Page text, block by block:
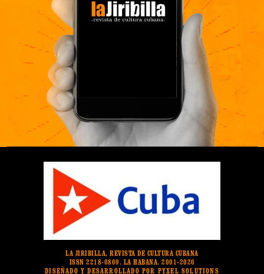
LA JIRIBILLA, REVISTA DE CULTURA CUBANA
ISSN 2218-0869. LA HABANA. 2001-2026
DISEÑADO Y DESARROLLADO POR PYXEL SOLUTIONS